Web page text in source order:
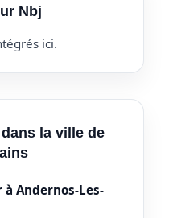
Nbj
ici.
la ville de
à Andernos-Les-